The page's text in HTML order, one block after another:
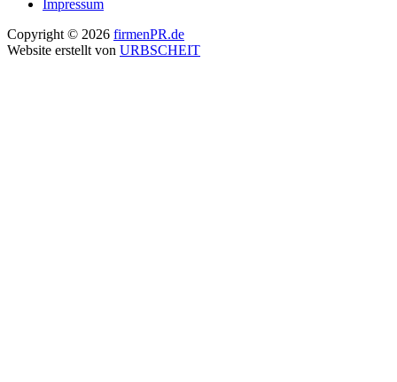
Impressum
Copyright © 2026 firmenPR.de
Website erstellt von URBSCHEIT